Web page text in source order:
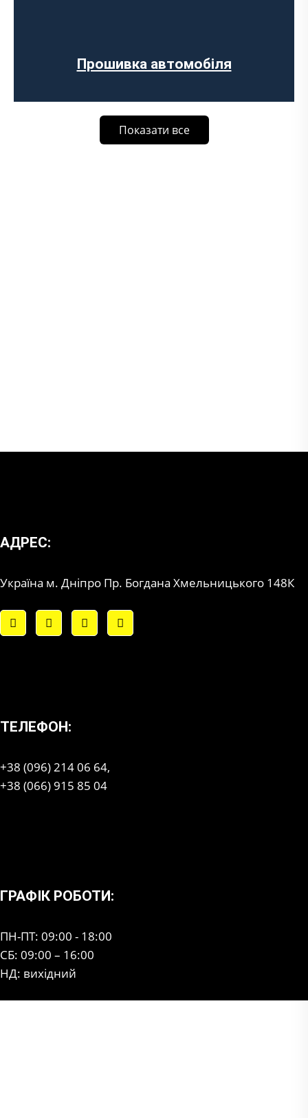
Прошивка автомобіля
Показати все
АДРЕС:
Україна м. Дніпро Пр. Богдана Хмельницького 148К
ТЕЛЕФОН:
+38 (096) 214 06 64,
+38 (066) 915 85 04
ГРАФІК РОБОТИ:
ПН-ПТ: 09:00 - 18:00
СБ: 09:00 – 16:00
НД: вихідний